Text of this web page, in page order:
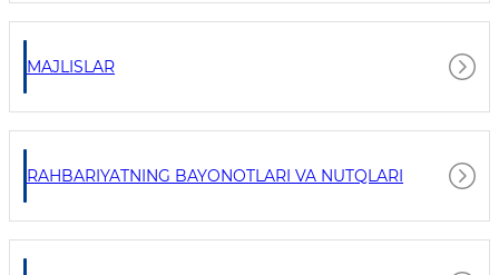
MAJLISLAR
RAHBARIYATNING BAYONOTLARI VA NUTQLARI